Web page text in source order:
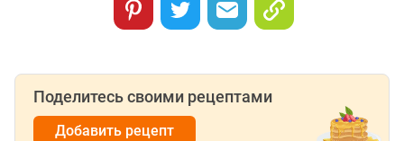
Поделитесь своими рецептами
Добавить рецепт